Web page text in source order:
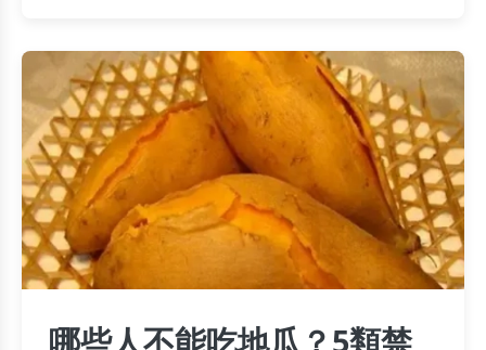
哪些人不能吃地瓜？5類禁